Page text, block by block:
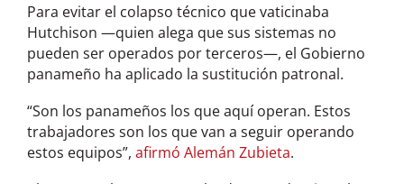
Para evitar el colapso técnico que vaticinaba
Hutchison —quien alega que sus sistemas no
pueden ser operados por terceros—, el Gobierno
panameño ha aplicado la sustitución patronal.
“Son los panameños los que aquí operan. Estos
trabajadores son los que van a seguir operando
estos equipos”, afirmó Alemán Zubieta.